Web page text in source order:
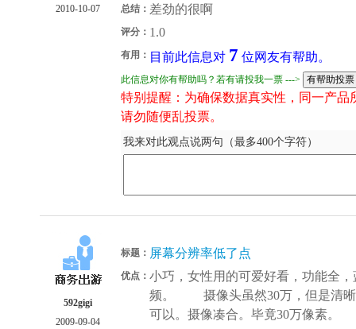
2010-10-07
总结： 差劲的很啊
评分： 1.0
有用： 目前此信息对 7 位网友有帮助。
此信息对你有帮助吗？若有请投我一票 --->
特别提醒：为确保数据真实性，同一产
请勿随便乱投票。
我来对此观点说两句（最多400个字符）
592gigi
2009-09-04
标题： 屏幕分辨率低了点
优点： 小巧，女性用的可爱好看，功能全
频。 摄像头虽然30万，但是清
可以。摄像凑合。毕竟30万像素。